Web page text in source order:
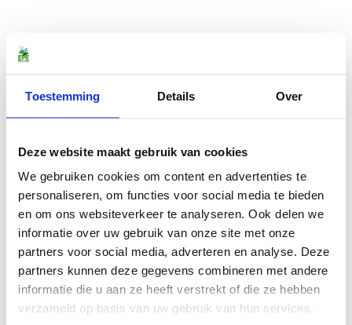
Toestemming Details Over
Deze website maakt gebruik van cookies
We gebruiken cookies om content en advertenties te
personaliseren, om functies voor social media te bieden
en om ons websiteverkeer te analyseren. Ook delen we
informatie over uw gebruik van onze site met onze
partners voor social media, adverteren en analyse. Deze
partners kunnen deze gegevens combineren met andere
informatie die u aan ze heeft verstrekt of die ze hebben
verzameld op basis van uw gebruik van hun services.